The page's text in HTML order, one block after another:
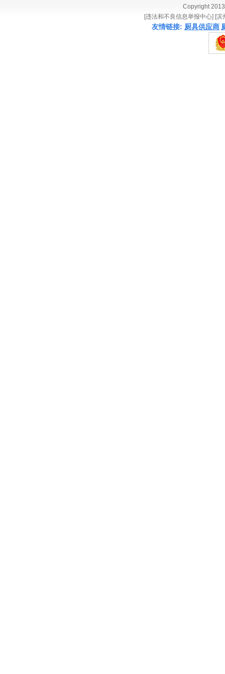
Copyright
[违法和不良信息举报中心] [
友情链接: 厨具供应商